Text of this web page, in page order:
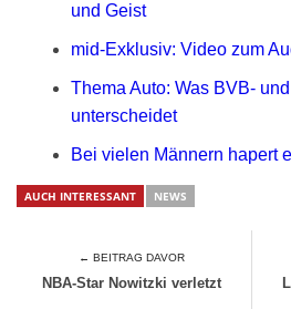
und Geist
mid-Exklusiv: Video zum
Thema Auto: Was BVB-
unterscheidet
Bei vielen Männern hapert
AUCH INTERESSANT NEWS
← BEITRAG DAVOR
NBA-Star Nowitzki verletzt